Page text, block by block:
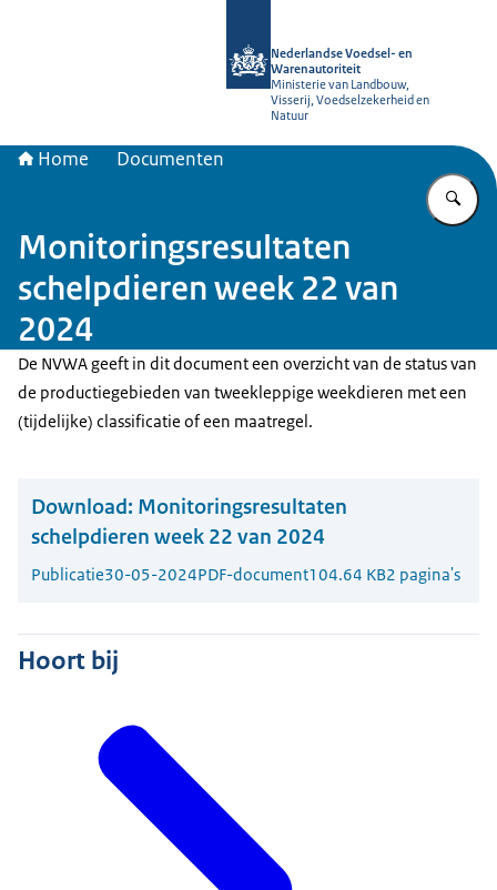
Nederlandse Voedsel- en
Warenautoriteit
Ministerie van Landbouw,
Visserij, Voedselzekerheid en
Natuur
Home Documenten
Monitoringsresultaten
schelpdieren week 22 van
2024
De NVWA geeft in dit document een overzicht van de status van
de productiegebieden van tweekleppige weekdieren met een
(tijdelijke) classificatie of een maatregel.
Download: Monitoringsresultaten
schelpdieren week 22 van 2024
Publicatie30-05-2024PDF-document104.64 KB2 pagina's
Hoort bij